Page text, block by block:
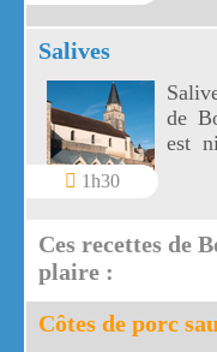
Salives
1h30
de
est
Ces recettes de
plaire :
Côtes de porc